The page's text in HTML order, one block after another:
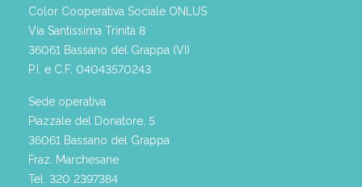
Color Cooperativa Sociale ONLUS
Via Santissima Trinità 8
36061 Bassano del Grappa (VI)
P.I. e C.F. 04043570243
Sede operativa
Piazzale del Donatore, 5
36061 Bassano del Grappa
Fraz. Marchesane
Tel. 320 2397384